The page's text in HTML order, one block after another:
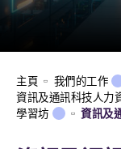
主頁 我們的工作
資訊及通訊科技人力
學習坊
資訊及